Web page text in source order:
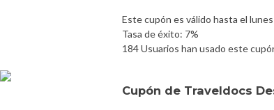
Este cupón es válido hasta el lunes
Tasa de éxito: 7%
184 Usuarios han usado este
Cupón de Traveldocs